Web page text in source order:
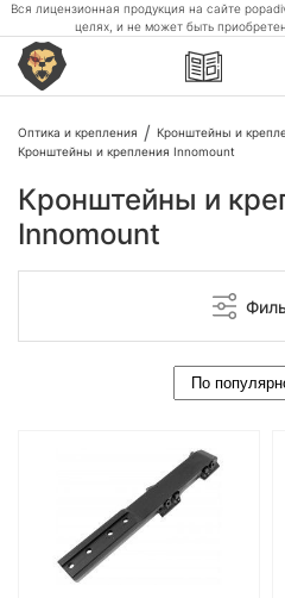
Вся лицензионная продукция на сайте
целях, и не может быть
Оптика и крепления
Кронштейны и
Кронштейны и крепления Innomount
Кронштейны и
Innomount